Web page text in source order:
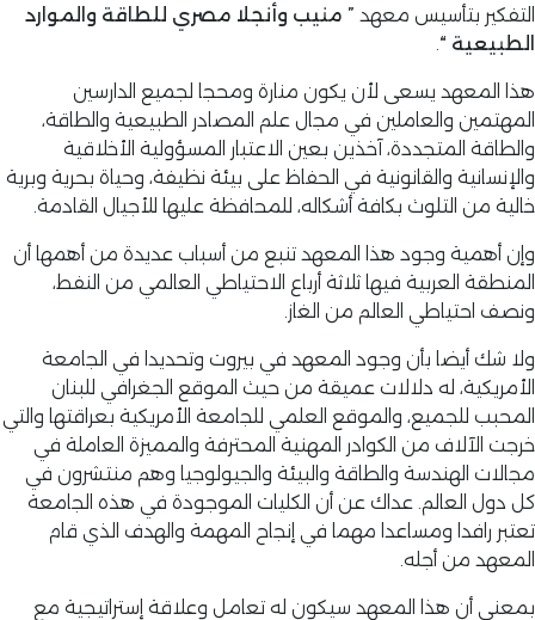
التفكير بتأسيس معهد ” منيب وأنجلا مصري للطاقة والموارد
الطبيعية “
هذا المعهد يسعى لأن يكون منارة ومحجا لجميع الدارسين
المهتمين والعاملين في مجال علم المصادر الطبيعية والطاقة،
والطاقة المتجددة، آخذين بعين الاعتبار المسؤولية الأخلاقية
والإنسانية والقانونية في الحفاظ على بيئة نظيفة، وحياة بحرية وبرية
خالية من التلوث بكافة أشكاله، للمحافظة عليها للأجيال القادمة.
وإن أهمية وجود هذا المعهد تنبع من أسباب عديدة من أهمها أن
المنطقة العربية فيها ثلاثة أرباع الاحتياطي العالمي من النفط،
ونصف احتياطي العالم من الغاز.
ولا شك أيضا بأن وجود المعهد في بيروت وتحديدا في الجامعة
الأمريكية، له دلالات عميقة من حيث الموقع الجغرافي للبنان
المحبب للجميع، والموقع العلمي للجامعة الأمريكية بعراقتها والتي
خرجت الآلاف من الكوادر المهنية المحترفة والمميزة العاملة في
مجالات الهندسة والطاقة والبيئة والجيولوجيا وهم منتشرون في
كل دول العالم. عداك عن أن الكليات الموجودة في هذه الجامعة
تعتبر رافدا ومساعدا مهما في إنجاح المهمة والهدف الذي قام
المعهد من أجله.
بمعنى أن هذا المعهد سيكون له تعامل وعلاقة إستراتيجية مع